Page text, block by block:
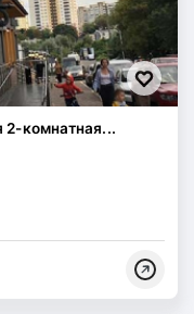
2-комнатная...